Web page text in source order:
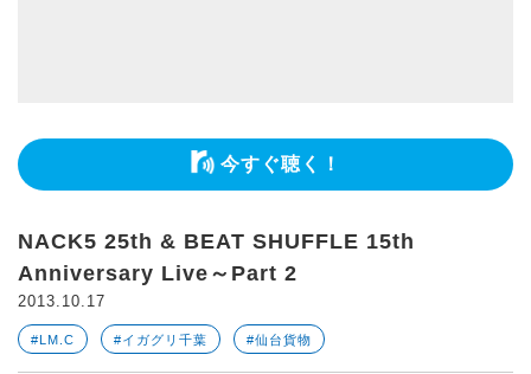
今すぐ聴く！
NACK5 25th & BEAT SHUFFLE 15th
Anniversary Live～Part 2
2013.10.17
#LM.C #イガグリ千葉 #仙台貨物